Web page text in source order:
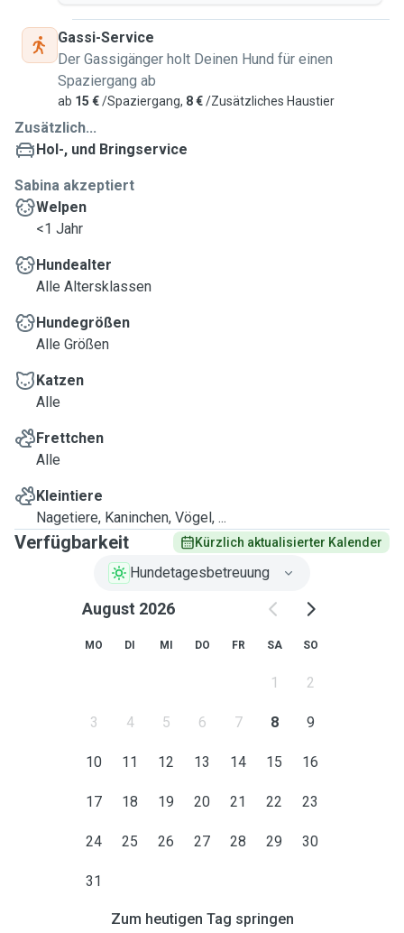
Gassi-Service
Der Gassigänger holt Deinen Hund für einen
Spaziergang ab
ab 15 €/Spaziergang, 8 €/Zusätzliches Haustier
Zusätzlich...
Hol-, und Bringservice
Sabina akzeptiert
Welpen
<1 Jahr
Hundealter
Alle Altersklassen
Hundegrößen
Alle Größen
Katzen
Alle
Frettchen
Alle
Kleintiere
Nagetiere, Kaninchen, Vögel, ...
Verfügbarkeit Kürzlich aktualisierter Kalender
Hundetagesbetreuung
August 2026
MO DI MI DO FR SA SO
1 2
3 4 5 6 7 8 9
10 11 12 13 14 15 16
17 18 19 20 21 22 23
24 25 26 27 28 29 30
31
Zum heutigen Tag springen